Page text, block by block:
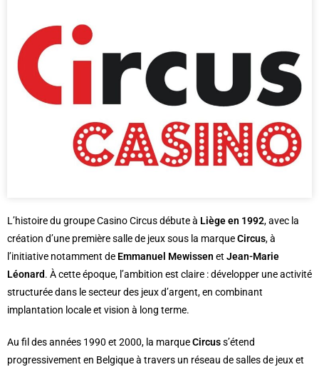
L’histoire du groupe Casino Circus débute à Liège en 1992, avec la
création d’une première salle de jeux sous la marqueCircus, à
l’initiative notamment de Emmanuel Mewissen et Jean-Marie
Léonard. À cette époque, l’ambition est claire : développer une activité
structurée dans le secteur des jeux d’argent, en combinant
implantation locale et vision à long terme.
Au fil des années 1990 et 2000, la marqueCircuss’étend
progressivement en Belgique à travers un réseau de salles de jeux et